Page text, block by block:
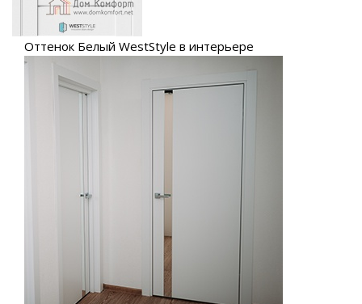
Оттенок Белый WestStyle в интерьере